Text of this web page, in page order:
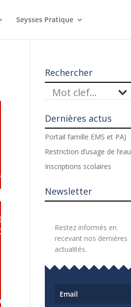
Seysses Pratique
Rechercher
Dernières actus
Portail famille EMS et PAJ
Restriction d’usage de l’eau
Inscriptions scolaires
Newsletter
Restez informés en
recevant nos dernières
actualités.